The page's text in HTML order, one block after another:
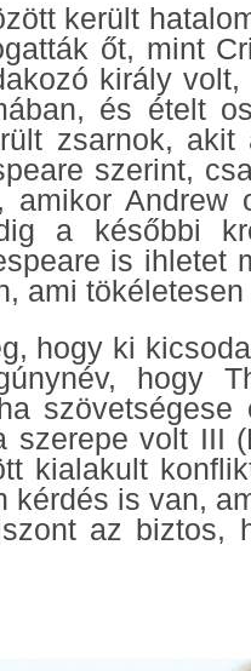
került
őt, mint
király
és ételt
zsarnok,
szerint,
amikor
a későbbi
is ihletet
ami
hogy ki
hogy
szerepe volt III
kialakult
kérdés is van,
az biztos,